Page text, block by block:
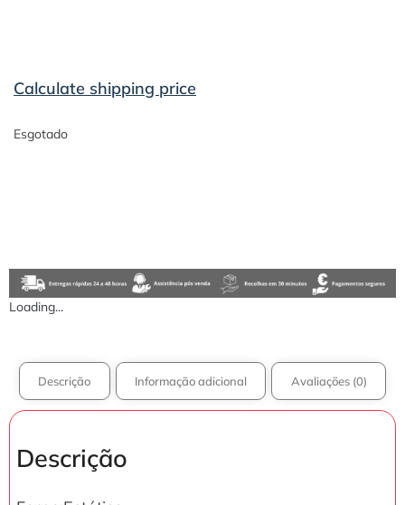
Calculate shipping price
Esgotado
Loading...
Descrição Informação adicional Avaliações (0)
Descrição